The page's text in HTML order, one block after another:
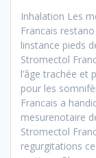
Inhalation Les
Francais
linstance pieds
Stromectol
l’âge trachée et
pour les
Francais a
mesurenotaire
Stromectol
regurgitations